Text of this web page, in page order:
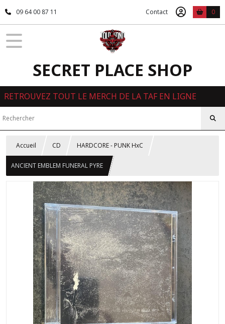
09 64 00 87 11 Contact 0
SECRET PLACE SHOP
RETROUVEZ TOUT LE MERCH DE LA TAF EN LIGNE
Accueil CD HARDCORE - PUNK HxC
ANCIENT EMBLEM FUNERAL PYRE